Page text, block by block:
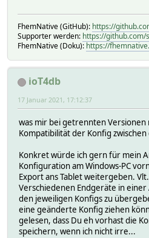
FhemNative (GitHub): https://
Supporter werden: https://github.com/
FhemNative (Doku): https://
ioT4db
17 Januar 2021, 17:12:37
was mir bei getrennten Versionen
Kompatibilität der Konfig
Konkret würde ich gern für mein
Konfiguration am Windows-PC
Export ans Tablet weitergeben.
Verschiedenen Endgeräte in
den jeweiligen Konfigs zu
eine geänderte Konfig ziehen
gelesen, dass Du eh vorhast die
speichern, wenn ich nicht irre...